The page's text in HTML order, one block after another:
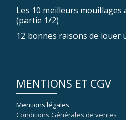
Les 10 meilleurs mouillages
(partie 1/2)
12 bonnes raisons de louer
MENTIONS ET CGV
Mentions légales
Conditions Générales de ventes